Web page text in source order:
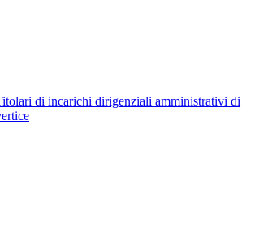
di incarichi dirigenziali amministrativi di